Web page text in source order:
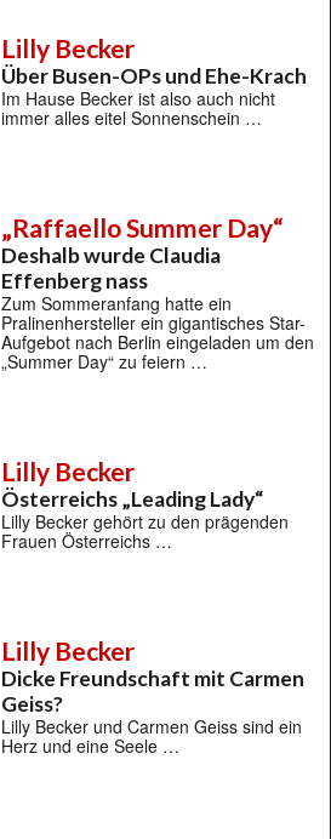
Lilly Becker
Über Busen-OPs und Ehe-Krach
Im Hause Becker ist also auch nicht
immer alles eitel Sonnenschein …
„Raffaello Summer Day“
Deshalb wurde Claudia
Effenberg nass
Zum Sommeranfang hatte ein
Pralinenhersteller ein gigantisches Star-
Aufgebot nach Berlin eingeladen um den
„Summer Day“ zu feiern …
Lilly Becker
Österreichs „Leading Lady“
Lilly Becker gehört zu den prägenden
Frauen Österreichs …
Lilly Becker
Dicke Freundschaft mit Carmen
Geiss?
Lilly Becker und Carmen Geiss sind ein
Herz und eine Seele …